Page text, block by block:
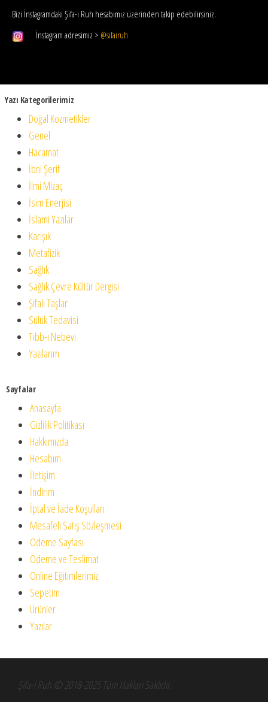
Bizi İnstagramdaki Şifa-i Ruh hesabımız üzerinden takip edebilirsiniz.
İnstagram adresimiz > @sifairuh
Yazı Kategorilerimiz
Doğal Kozmetikler
Genel
Hacamat
İbni Şerif
İlmi Mizaç
İsim Enerjisi
İslami Yazılar
Karışık
Metafizik
Sağlık
Sağlık Çevre Kültür Dergisi
Şifalı Taşlar
Sülük Tedavisi
Tıbb-ı Nebevi
Yazılarım
Sayfalar
Anasayfa
Gizlilik Politikası
Hakkımızda
Hesabım
İletişim
İndirim
İptal ve İade Koşulları
Mesafeli Satış Sözleşmesi
Ödeme Sayfası
Ödeme ve Teslimat
Online Eğitimlerimiz
Sepetim
Ürünler
Yazılar
Şifa-i Ruh © 2018-2025 Tüm Hakları Saklıdır.